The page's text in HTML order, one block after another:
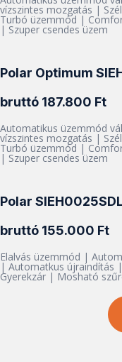
vízszintes mozgatás |
Turbó üzemmód |
| Szuper csendes üzem
Polar Optimum
bruttó 187.800 Ft
Automatikus üzemmód
vízszintes mozgatás |
Turbó üzemmód |
| Szuper csendes üzem
Polar
bruttó 155.000 Ft
Elalvás üzemmód |
| Automatkus újraindítás
Gyerekzár | Mosható